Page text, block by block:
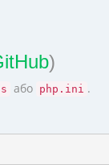
)
або php.ini .